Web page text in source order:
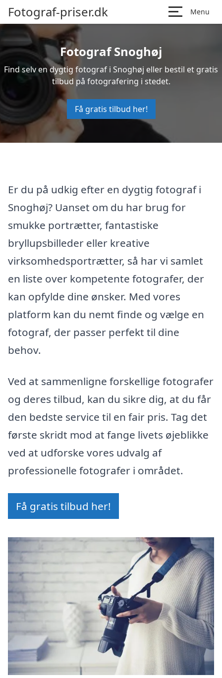
Fotograf-priser.dk Menu
Fotograf Snoghøj
Find selv en dygtig fotograf i Snoghøj eller bestil et gratis
tilbud på fotografering i stedet.
Få gratis tilbud her!
Er du på udkig efter en dygtig fotograf i
Snoghøj? Uanset om du har brug for
smukke portrætter, fantastiske
bryllupsbilleder eller kreative
virksomhedsportrætter, så har vi samlet
en liste over kompetente fotografer, der
kan opfylde dine ønsker. Med vores
platform kan du nemt finde og vælge en
fotograf, der passer perfekt til dine
behov.
Ved at sammenligne forskellige fotografer
og deres tilbud, kan du sikre dig, at du får
den bedste service til en fair pris. Tag det
første skridt mod at fange livets øjeblikke
ved at udforske vores udvalg af
professionelle fotografer i området.
Få gratis tilbud her!